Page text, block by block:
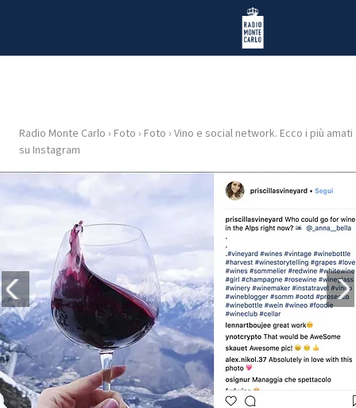
Radio Monte Carlo
HOME
RADIO
RADIO
PLAYLIST
NEWS
FOTO
Radio Monte Carlo › Foto › Foto › Vino e social network. Ecco i più amati
su Instagram